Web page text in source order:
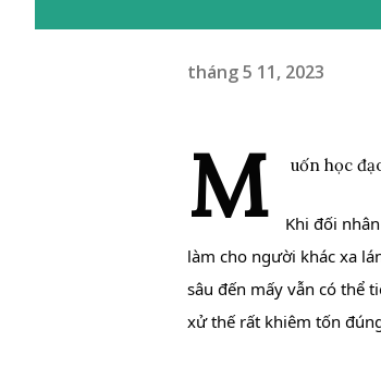
tháng 5 11, 2023
M uốn học
Khi đối
làm cho người khác xa
sâu đến mấy vẫn có thể
xử thế rất khiêm tốn